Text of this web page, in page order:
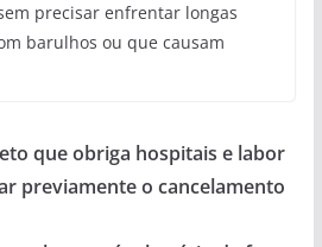
precisar enfrentar longas
barulhos ou que causam
que obriga hospitais e labor
previamente o cancelamento